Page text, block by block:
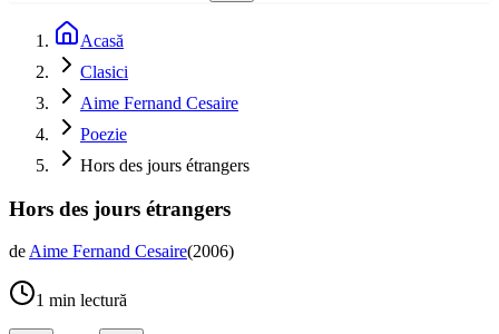
Acasă
Clasici
Aime Fernand Cesaire
Poezie
Hors des jours étrangers
Hors des jours étrangers
deAime Fernand Cesaire(2006)
1 min lectură